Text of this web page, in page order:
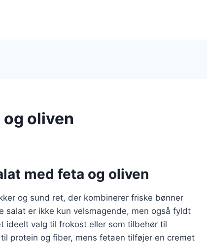
oliven
med feta og oliven
og sund ret, der kombinerer friske bønner
salat er ikke kun velsmagende, men også fyldt
valg til frokost eller som tilbehør til
protein og fiber, mens fetaen tilføjer en cremet